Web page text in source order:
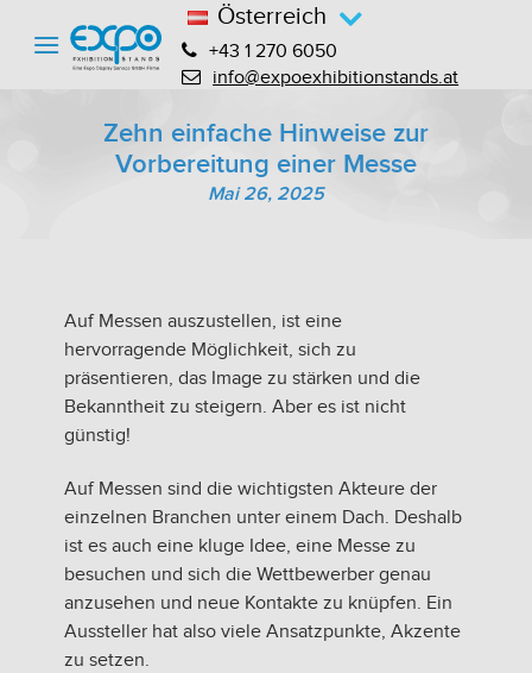
Österreich
+43 1 270 6050
info@expoexhibitionstands.at
Zehn einfache Hinweise zur
Vorbereitung einer Messe
Mai 26, 2025
Auf Messen auszustellen, ist eine
hervorragende Möglichkeit, sich zu
präsentieren, das Image zu stärken und die
Bekanntheit zu steigern. Aber es ist nicht
günstig!
Auf Messen sind die wichtigsten Akteure der
einzelnen Branchen unter einem Dach. Deshalb
ist es auch eine kluge Idee, eine Messe zu
besuchen und sich die Wettbewerber genau
anzusehen und neue Kontakte zu knüpfen. Ein
Aussteller hat also viele Ansatzpunkte, Akzente
zu setzen.